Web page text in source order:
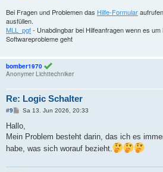
Bei Fragen und Problemen das Hilfe-Formular
ausfüllen.
MLL_pgf- Unabdingbar bei Hilfeanfragen wenn es
Softwareprobleme geht
bomber1970
Anonymer Lichttechniker
Re: Logic Schalter
#9
B
i
r
g
Sa 13. Jun 2026, 20:33
Hallo,
Mein Problem besteht darin, das ich es
habe, was sich worauf bezieht.